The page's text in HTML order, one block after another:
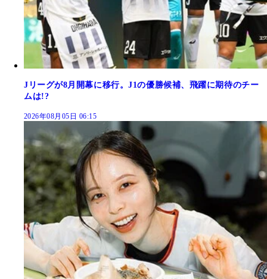
Jリーグが8月開幕に移行。J1の優勝候補、飛躍に期待のチー
ムは!?
2026年08月05日 06:15